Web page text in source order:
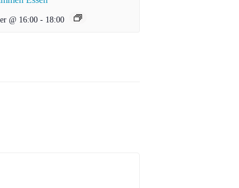
@ 16:00 - 18:00